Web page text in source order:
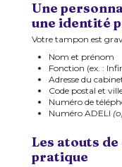
Une
une identité
Votre tampon est
Nom et prénom
Fonction (ex. :
Adresse du
Code postal et
Numéro de
Numéro ADELI
Les atouts
pratique